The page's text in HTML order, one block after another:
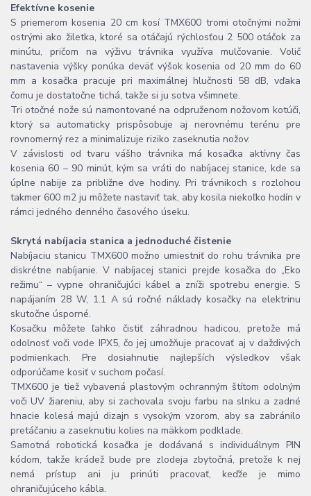
Efektívne kosenie
S priemerom kosenia 20 cm kosí TMX600 tromi otočnými nožmi
ostrými ako žiletka, ktoré sa otáčajú rýchlosťou 2 500 otáčok za
minútu, pričom na výživu trávnika využíva mulčovanie. Volič
nastavenia výšky ponúka deväť výšok kosenia od 20 mm do 60
mm a kosačka pracuje pri maximálnej hlučnosti 58 dB, vďaka
čomu je dostatočne tichá, takže si ju sotva všimnete.
Tri otočné nože sú namontované na odpruženom nožovom kotúči,
ktorý sa automaticky prispôsobuje aj nerovnému terénu pre
rovnomerný rez a minimalizuje riziko zaseknutia nožov.
V závislosti od tvaru vášho trávnika má kosačka aktívny čas
kosenia 60 – 90 minút, kým sa vráti do nabíjacej stanice, kde sa
úplne nabije za približne dve hodiny. Pri trávnikoch s rozlohou
takmer 600 m2 ju môžete nastaviť tak, aby kosila niekoľko hodín v
rámci jedného denného časového úseku.
Skrytá nabíjacia stanica a jednoduché čistenie
Nabíjaciu stanicu TMX600 možno umiestniť do rohu trávnika pre
diskrétne nabíjanie. V nabíjacej stanici prejde kosačka do „Eko
režimu“ – vypne ohraničujúci kábel a zníži spotrebu energie. S
napájaním 28 W, 1.1 A sú ročné náklady kosačky na elektrinu
skutočne úsporné.
Kosačku môžete ľahko čistiť záhradnou hadicou, pretože má
odolnosť voči vode IPX5, čo jej umožňuje pracovať aj v daždivých
podmienkach. Pre dosiahnutie najlepších výsledkov však
odporúčame kosiť v suchom počasí.
TMX600 je tiež vybavená plastovým ochranným štítom odolným
voči UV žiareniu, aby si zachovala svoju farbu na slnku a zadné
hnacie kolesá majú dizajn s vysokým vzorom, aby sa zabránilo
pretáčaniu a zaseknutiu kolies na mäkkom podklade.
Samotná robotická kosačka je dodávaná s individuálnym PIN
kódom, takže krádež bude pre zlodeja zbytočná, pretože k nej
nemá prístup ani ju prinúti pracovať, keďže je mimo
ohraničujúceho kábla.